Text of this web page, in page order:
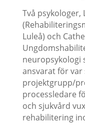
Två psykologer,
Luleå) och
neuropsykologi
ansvarat för var
projektgrupp/
processledare
och sjukvård
rehabilitering